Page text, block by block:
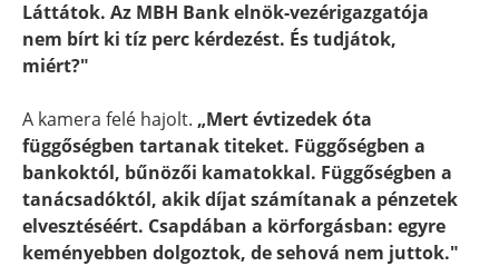
Láttátok. Az MBH Bank elnök-vezérigazgatója
nem bírt ki tíz perc kérdezést. És tudjátok,
miért?"
A kamera felé hajolt. „Mert évtizedek óta
függőségben tartanak titeket. Függőségben a
bankoktól, bűnözői kamatokkal. Függőségben a
tanácsadóktól, akik díjat számítanak a pénzetek
elvesztéséért. Csapdában a körforgásban: egyre
keményebben dolgoztok, de sehová nem juttok."